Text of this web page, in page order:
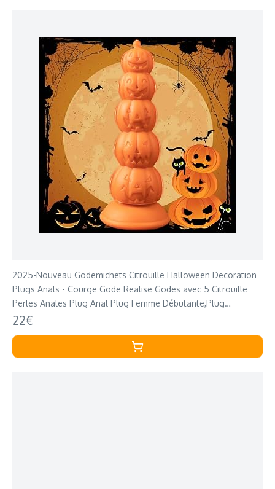
2025-Nouveau Godemichets Citrouille Halloween Decoration
Plugs Anals - Courge Gode Realise Godes avec 5 Citrouille
Perles Anales Plug Anal Plug Femme Débutante,Plug
Anale,Ecarteur Sex Toýs Couple
22€